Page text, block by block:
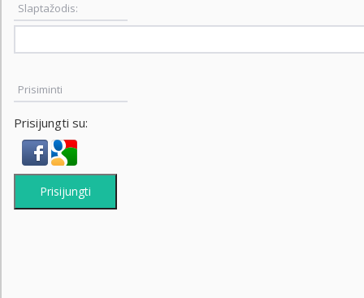
Slaptažodis:
Prisiminti
Prisijungti su:
Prisijungti